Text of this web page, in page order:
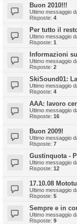
Buon 2010!!!
Ultimo messaggio
Risposte: 4
Per tutto il
Ultimo messaggio
Risposte: 1
Informazioni
Ultimo messaggio
Risposte: 2
SkiSound01:
Ultimo messaggio
Risposte: 4
AAA: lavoro
Ultimo messaggio
Risposte: 16
Buon 2009!
Ultimo messaggio
Risposte: 7
Gustinquota -
Ultimo messaggio
Risposte: 12
17.10.08
Ultimo messaggio
Risposte: 5
Sempre e in
Ultimo messaggio
Risposte: 9